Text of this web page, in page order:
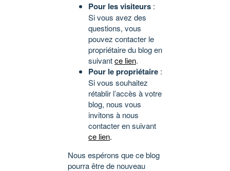
Pour les visiteurs :
Si vous avez des
questions, vous
pouvez contacter le
propriétaire du blog en
suivantce lien.
Pour le propriétaire :
Si vous souhaitez
rétablir l’accès à votre
blog, nous vous
invitons à nous
contacter en suivant
ce lien.
Nous espérons que ce blog
pourra être de nouveau